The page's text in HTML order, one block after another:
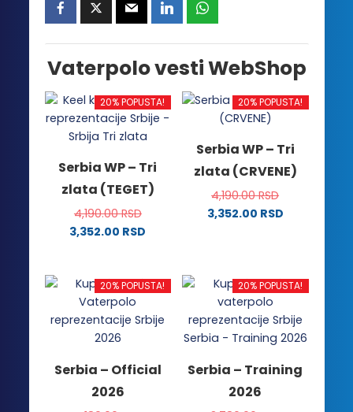
Vaterpolo vesti WebShop
20% POPUSTA!
Serbia WP – Tri
zlata (TEGET)
4,190.00RSD
3,352.00 RSD
ima
više
varijanti.
Opcije
biti
izabrane
20% POPUSTA!
Serbia WP – Tri
zlata (CRVENE)
4,190.00RSD
3,352.00 RSD
više
varijanti.
Opcije
mogu
izabrane
na
20% POPUSTA!
Serbia – Official
2026
20% POPUSTA!
Serbia – Training
2026